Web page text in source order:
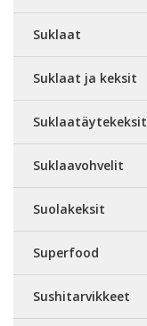
Suklaat
Suklaat ja keksit
Suklaatäytekeksit
Suklaavohvelit
Suolakeksit
Superfood
Sushitarvikkeet